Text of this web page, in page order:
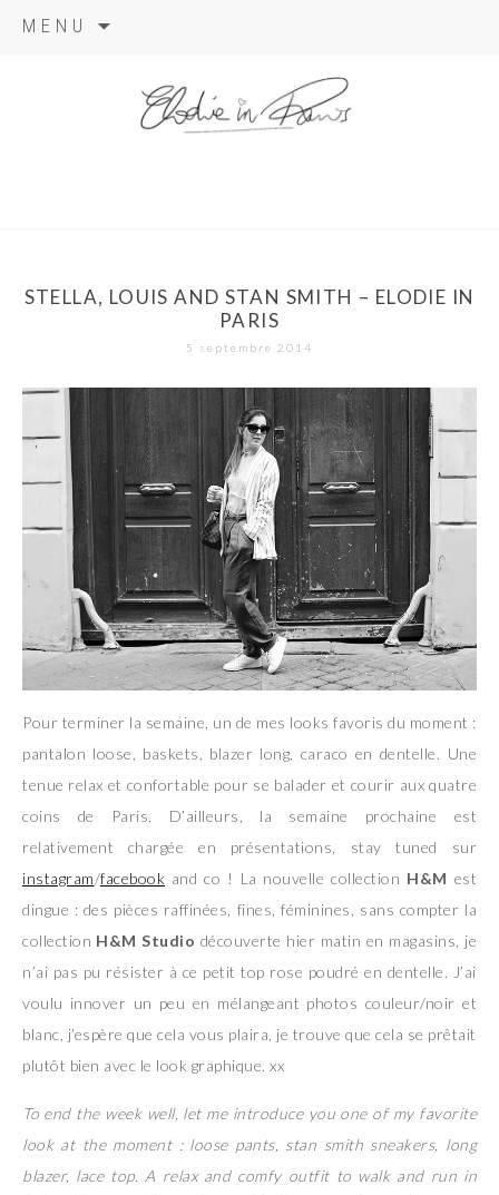
MENU
STELLA, LOUIS AND STAN SMITH – ELODIE IN
PARIS
5 septembre 2014
Pour terminer la semaine, un de mes looks favoris du moment :
pantalon loose, baskets, blazer long, caraco en dentelle. Une
tenue relax et confortable pour se balader et courir aux quatre
coins de Paris. D’ailleurs, la semaine prochaine est
relativement chargée en présentations, stay tuned sur
instagram/facebook and co ! La nouvelle collection H&M est
dingue : des pièces raffinées, fines, féminines, sans compter la
collection H&M Studio découverte hier matin en magasins, je
n’ai pas pu résister à ce petit top rose poudré en dentelle. J’ai
voulu innover un peu en mélangeant photos couleur/noir et
blanc, j’espère que cela vous plaira, je trouve que cela se prêtait
plutôt bien avec le look graphique. xx
To end the week well, let me introduce you one of my favorite
look at the moment : loose pants, stan smith sneakers, long
blazer, lace top. A relax and comfy outfit to walk and run in